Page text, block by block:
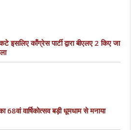
इसलिए काँग्रेस पार्टी द्वारा बीएलए 2 किए जा
68वां वार्षिकोत्सव बड़ी धूमधाम से मनाया